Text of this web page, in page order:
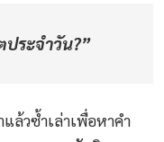
ประจำวัน?”
ล้วซ้ำเล่าเพื่อหาคำ